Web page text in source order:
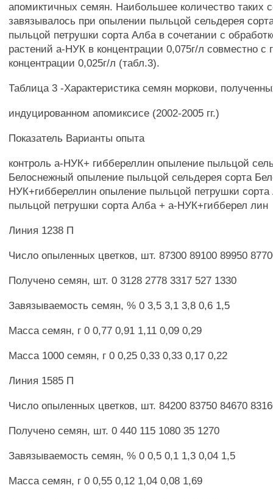
апомиктичных семян. Наибольшее количество таких
завязывалось при опылении пыльцой сельдерея
пыльцой петрушки сорта Алба в сочетании с
растений а-НУК в концентрации 0,075г/л совместно с
концентрации 0,025г/л (табл.3).
Таблица 3 -Характеристика семян моркови,
индуцированном апомиксисе (2002-2005 гг.)
Показатель Варианты опыта
контроль а-НУК+ гиббереллин опыление пыльцой
Белоснежный опыление пыльцой сельдерея сорта
НУК+гиббереллин опыление пыльцой петрушки
пыльцой петрушки сорта Алба + а-НУК+гибберел лин
Линия 1238 П
Число опыленных цветков, шт. 87300 89100 89950
Получено семян, шт. 0 3128 2778 3317 527 1330
Завязываемость семян, % 0 3,5 3,1 3,8 0,6 1,5
Масса семян, г 0 0,77 0,91 1,11 0,09 0,29
Масса 1000 семян, г 0 0,25 0,33 0,33 0,17 0,22
Линия 1585 П
Число опыленных цветков, шт. 84200 83750 84670
Получено семян, шт. 0 440 115 1080 35 1270
Завязываемость семян, % 0 0,5 0,1 1,3 0,04 1,5
Масса семян, г 0 0,55 0,12 1,04 0,08 1,69